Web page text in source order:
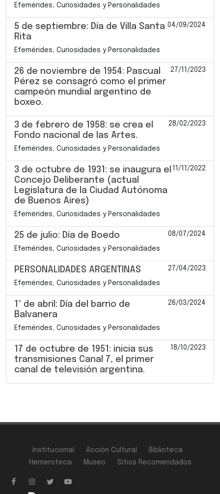
Efemérides, Curiosidades y Personalidades
5 de septiembre: Día de Villa Santa
Rita
04/09/2024
Efemérides, Curiosidades y Personalidades
26 de noviembre de 1954: Pascual
Pérez se consagró como el primer
campeón mundial argentino de
boxeo.
27/11/2023
3 de febrero de 1958: se crea el
Fondo nacional de las Artes.
28/02/2023
Efemérides, Curiosidades y Personalidades
3 de octubre de 1931: se inaugura el
Concejo Deliberante (actual
Legislatura de la Ciudad Autónoma
de Buenos Aires)
11/11/2022
Efemérides, Curiosidades y Personalidades
25 de julio: Día de Boedo 08/07/2024
Efemérides, Curiosidades y Personalidades
PERSONALIDADES ARGENTINAS 27/04/2023
Efemérides, Curiosidades y Personalidades
1° de abril: Día del barrio de
Balvanera
26/03/2024
Efemérides, Curiosidades y Personalidades
17 de octubre de 1951: inicia sus
transmisiones Canal 7, el primer
canal de televisión argentina.
18/10/2023
Institucional Acción Cultural
Biblioteca
Hemeroteca
Museo Sitios Recomendados